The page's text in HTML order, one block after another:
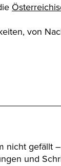
von
nicht gefällt
und